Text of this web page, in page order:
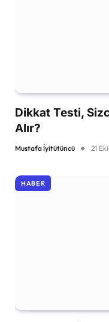
Dikkat Testi,
Alır?
Mustafa İyitütüncü 21
HABER